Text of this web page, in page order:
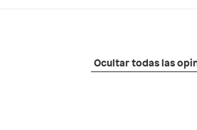
Ocultar todas las